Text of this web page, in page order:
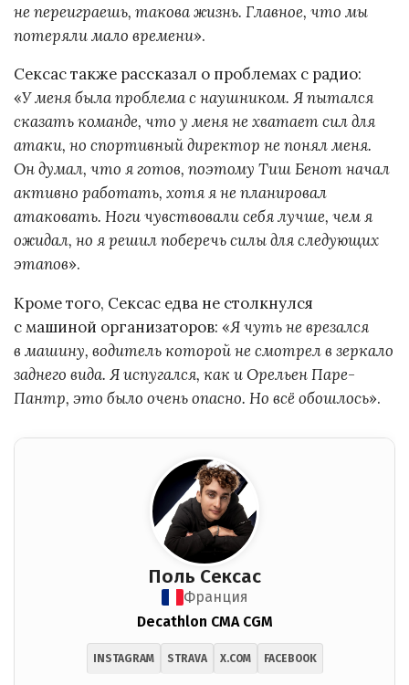
не переиграешь, такова жизнь. Главное, что мы
потеряли мало времени».
Сексас также рассказал о проблемах с радио:
«У меня была проблема с наушником. Я пытался
сказать команде, что у меня не хватает сил для
атаки, но спортивный директор не понял меня.
Он думал, что я готов, поэтому Тиш Бенот начал
активно работать, хотя я не планировал
атаковать. Ноги чувствовали себя лучше, чем я
ожидал, но я решил поберечь силы для следующих
этапов».
Кроме того, Сексас едва не столкнулся
с машиной организаторов: «Я чуть не врезался
в машину, водитель которой не смотрел в зеркало
заднего вида. Я испугался, как и Орельен Паре-
Пантр, это было очень опасно. Но всё обошлось».
Поль Сексас
Франция
Decathlon CMA CGM
INSTAGRAM STRAVA X.COM FACEBOOK